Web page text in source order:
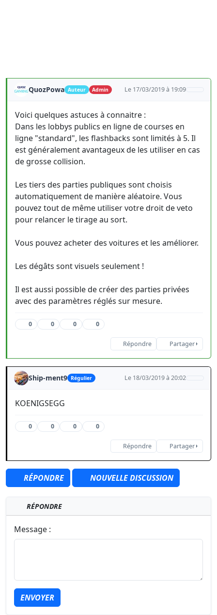
QuozPowa Auteur Admin Le 17/03/2019 à 19:09
Voici quelques astuces à connaitre :
Dans les lobbys publics en ligne de courses en
ligne "standard", les flashbacks sont limités à 5. Il
est généralement avantageux de les utiliser en cas
de grosse collision.
Les tiers des parties publiques sont choisis
automatiquement de manière aléatoire. Vous
pouvez tout de même utiliser votre droit de veto
pour relancer le tirage au sort.
Vous pouvez acheter des voitures et les améliorer.
Les dégâts sont visuels seulement !
Il est aussi possible de créer des parties privées
avec des paramètres réglés sur mesure.
0 0 0 0
Répondre Partager
Ship-ment9 Régulier Le 18/03/2019 à 20:02
KOENIGSEGG
0 0 0 0
Répondre Partager
RÉPONDRE NOUVELLE DISCUSSION
RÉPONDRE
Message :
ENVOYER